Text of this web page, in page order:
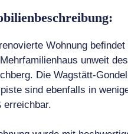
Wohnung
unweit
Die Wagstätt-
sind ebenfalls in
erreichbar.